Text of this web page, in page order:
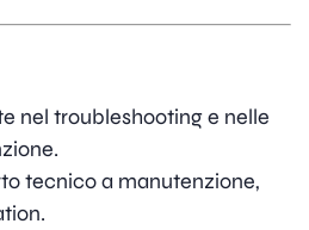
nel troubleshooting e nelle
tecnico a manutenzione,